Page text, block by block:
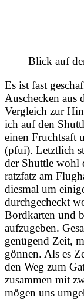
Blick auf
Es ist fast
Auschecken aus
Vergleich zur
ich auf den
einen Fruchtsaft
(pfui). Letztlich
der Shuttle wohl
ratzfatz am
diesmal um
durchgecheckt
Bordkarten und
aufzugeben.
genügend Zeit,
gönnen. Als es
den Weg zum
zusammen mit
mögen uns